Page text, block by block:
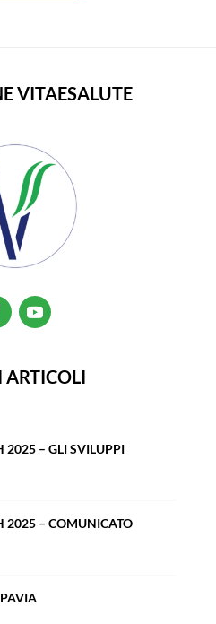
VITAESALUTE
ARTICOLI
2025 – GLI SVILUPPI
2025 – COMUNICATO